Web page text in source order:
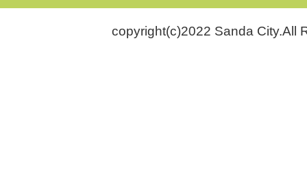
copyright(c)2022 Sanda City.All